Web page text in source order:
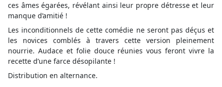
ces âmes égarées, révélant ainsi leur propre détresse et leur
manque d’amitié !
Les inconditionnels de cette comédie ne seront pas déçus et
les novices comblés à travers cette version pleinement
nourrie. Audace et folie douce réunies vous feront vivre la
recette d’une farce désopilante !
Distribution en alternance.